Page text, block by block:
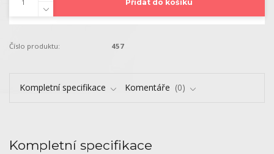
Přidat do košíku
Číslo produktu: 457
Kompletní specifikace Komentáře 0
Kompletní specifikace